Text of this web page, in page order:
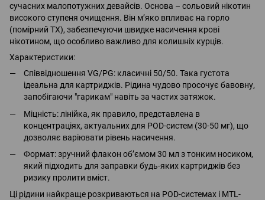
сучасних малопотужних девайсів. Основа – сольовий нікотин
високого ступеня очищення. Він м’яко впливає на горло
(помірний ТХ), забезпечуючи швидке насичення крові
нікотином, що особливо важливо для колишніх курців.
Характеристики:
Співвідношення VG/PG: класичні 50/50. Така густота
ідеальна для картриджів. Рідина чудово просочує бавовну,
запобігаючи "гарикам" навіть за частих затяжок.
Міцність: лінійка, як правило, представлена в
концентраціях, актуальних для POD-систем (30-50 мг), що
дозволяє варіювати рівень насичення.
Формат: зручний флакон об’ємом 30 мл з тонким носиком,
який підходить для заправки будь-яких картриджів без
ризику пролити вміст.
Ці рідини найкраще розкриваються на POD-системах і MTL-